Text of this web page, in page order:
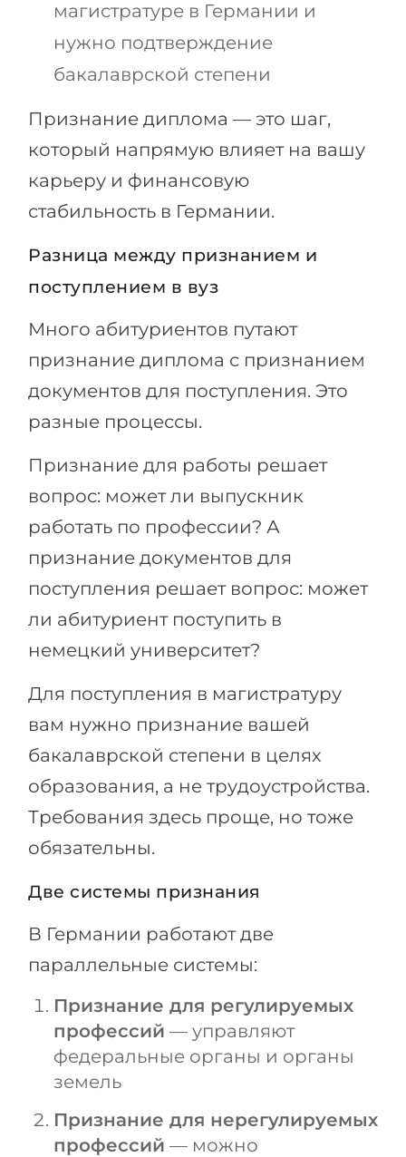
магистратуре в Германии и
нужно подтверждение
бакалаврской степени
Признание диплома — это шаг,
который напрямую влияет на вашу
карьеру и финансовую
стабильность в Германии.
Разница между признанием и
поступлением в вуз
Много абитуриентов путают
признание диплома с признанием
документов для поступления. Это
разные процессы.
Признание для работы решает
вопрос: может ли выпускник
работать по профессии? А
признание документов для
поступления решает вопрос: может
ли абитуриент поступить в
немецкий университет?
Для поступления в магистратуру
вам нужно признание вашей
бакалаврской степени в целях
образования, а не трудоустройства.
Требования здесь проще, но тоже
обязательны.
Две системы признания
В Германии работают две
параллельные системы:
Признание для регулируемых
профессий — управляют
федеральные органы и органы
земель
Признание для нерегулируемых
профессий — можно